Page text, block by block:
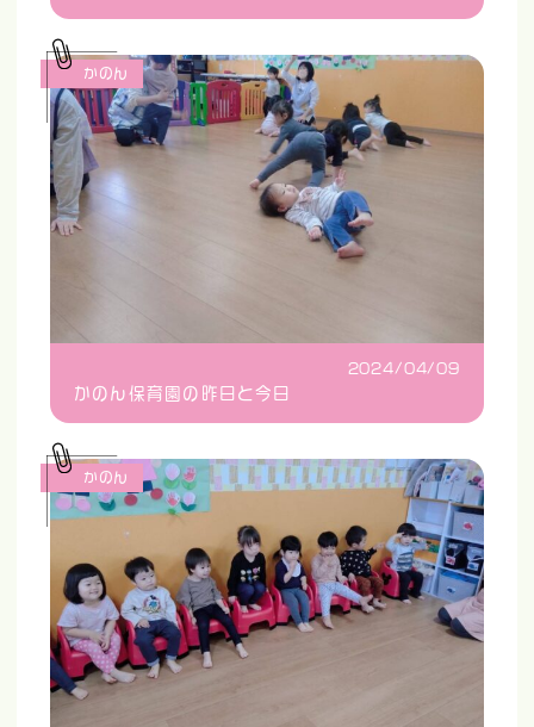
2024/04/09
かのん保育園の昨日と今日
かのん
かのん